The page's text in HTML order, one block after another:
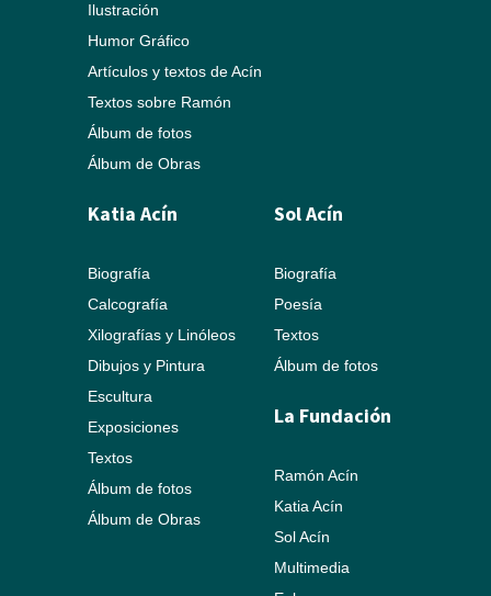
Ilustración
Humor Gráfico
Artículos y textos de Acín
Textos sobre Ramón
Álbum de fotos
Álbum de Obras
Katia Acín
Biografía
Calcografía
Xilografías y Linóleos
Dibujos y Pintura
Escultura
Exposiciones
Textos
Álbum de fotos
Álbum de Obras
Sol Acín
Biografía
Poesía
Textos
Álbum de fotos
La Fundación
Ramón Acín
Katia Acín
Sol Acín
Multimedia